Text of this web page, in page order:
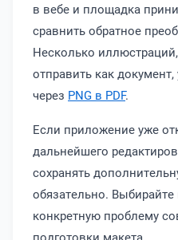
в вебе и площадка
сравнить обратное
Несколько
отправить как
через PNG в PDF.
Если приложение уже
дальнейшего
сохранять
обязательно.
конкретную проблему
подготовки макета.